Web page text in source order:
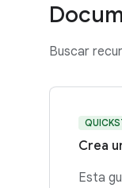
Buscar
Crea
Esta